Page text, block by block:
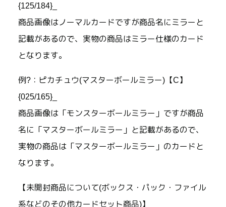
{125/184}_
商品画像はノーマルカードですが商品名にミラーと
記載があるので、実物の商品はミラー仕様のカード
となります。
例?：ピカチュウ(マスターボールミラー)【C】
{025/165}_
商品画像は「モンスターボールミラー」ですが商品
名に「マスターボールミラー」と記載があるので、
実物の商品は「マスターボールミラー」のカードと
なります。
【未開封商品について(ボックス・パック・ファイル
系などのその他カードセット商品)】